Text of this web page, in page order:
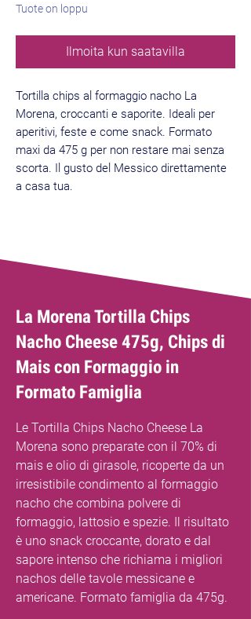
Tuote on loppu
Ilmoita kun saatavilla
Tortilla chips al formaggio nacho La
Morena, croccanti e saporite. Ideali per
aperitivi, feste e come snack. Formato
maxi da 475 g per non restare mai senza
scorta. Il gusto del Messico direttamente
a casa tua.
La Morena Tortilla Chips
Nacho Cheese 475g, Chips di
Mais con Formaggio in
Formato Famiglia
Le Tortilla Chips Nacho Cheese La
Morena sono preparate con il 70% di
mais e olio di girasole, ricoperte da un
irresistibile condimento al formaggio
nacho che combina polvere di
formaggio, lattosio e spezie. Il risultato
è uno snack croccante, dorato e dal
sapore intenso che richiama i migliori
nachos delle tavole messicane e
americane. Formato famiglia da 475g.